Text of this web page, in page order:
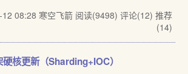
08:28 寒空飞箭 阅读(9498) 评论(12) 推荐
(14)
核更新（Sharding+IOC）